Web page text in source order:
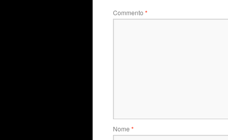
Commento *
Nome *